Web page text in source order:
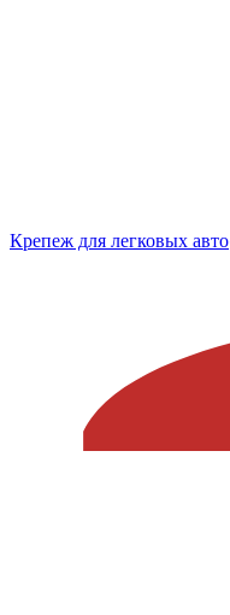
Крепеж для легковых авто